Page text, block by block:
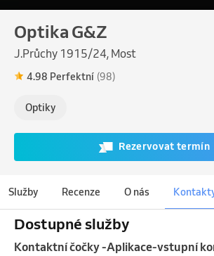
Optika G&Z
J.Průchy 1915/24, Most
4.98 Perfektní (98)
Optiky
Rezervovat termín
Služby Recenze O nás
Dostupné služby
Kontaktní čočky -Aplikace-vstupní